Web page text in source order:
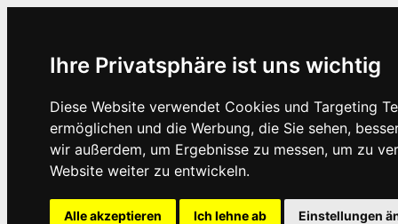
Ihre Privatsphäre ist uns wichtig
Diese Website verwendet Cookies und Targeting
ermöglichen und die Werbung, die Sie sehen,
wir außerdem, um Ergebnisse zu messen, um zu
Website weiter zu entwickeln.
Alle akzeptieren Ich lehne ab Einstellungen